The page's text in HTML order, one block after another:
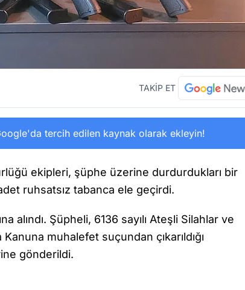
TAKİP ET
tercih edilen kaynak olarak ekleyin!
ekipleri, şüphe üzerine durdurdukları bir
ruhsatsız tabanca ele geçirdi.
alındı. Şüpheli, 6136 sayılı Ateşli Silahlar ve
muhalefet suçundan çıkarıldığı
gönderildi.